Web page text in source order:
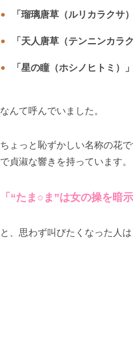
「瑠璃唐草（ルリカラクサ）
「天人唐草（テンニンカラ
「星の瞳（ホシノヒトミ）」
なんて呼んでいました。
ちょっと恥ずかしい名称の花
で貞淑な響きを持っています。
「“たま○ま”は女の操を暗
と、思わず叫びたくなった人